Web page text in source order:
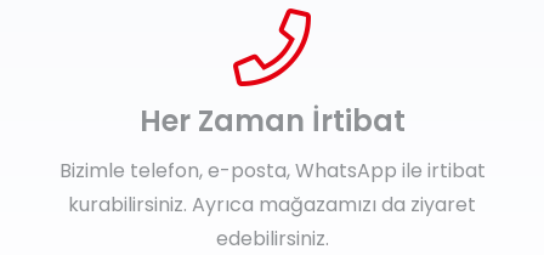
Her Zaman İrtibat
Bizimle telefon, e-posta, WhatsApp ile irtibat
kurabilirsiniz. Ayrıca mağazamızı da ziyaret
edebilirsiniz.